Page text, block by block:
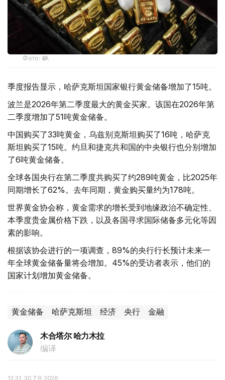
Фото: ӨзА
季度报告显示，哈萨克斯坦国家银行黄金储备增加了15吨。
波兰是2026年第二季度最大的黄金买家。该国在2026年第
二季度增加了51吨黄金储备。
中国购买了33吨黄金，乌兹别克斯坦购买了16吨，哈萨克
斯坦购买了15吨。约旦和捷克共和国的中央银行也分别增加
了6吨黄金储备。
全球各国央行在第二季度共购买了约289吨黄金，比2025年
同期增长了62%。去年同期，黄金购买量约为178吨。
世界黄金协会称，黄金需求的增长受到地缘政治不确定性、
本季度贵金属价格下跌，以及各国寻求国际储备多元化等因
素的影响。
根据该协会进行的一项调查，89%的央行行长预计未来一
年全球黄金储备量将会增加。45%的受访者表示，他们的
国家计划增加黄金储备。
黄金储备 哈萨克斯坦 经济 央行 金融
木合塔尔 哈力木拉
编译
12:31, 30 7月 2026